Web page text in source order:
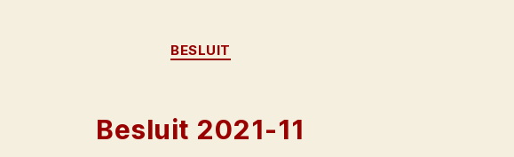
Categorieën
BESLUIT
Besluit 2021-11